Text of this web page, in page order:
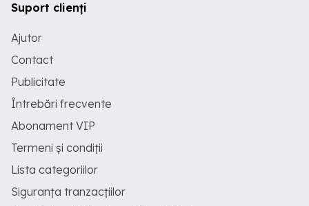
Suport clienți
Ajutor
Contact
Publicitate
Întrebări frecvente
Abonament VIP
Termeni și condiții
Lista categoriilor
Siguranța tranzacțiilor